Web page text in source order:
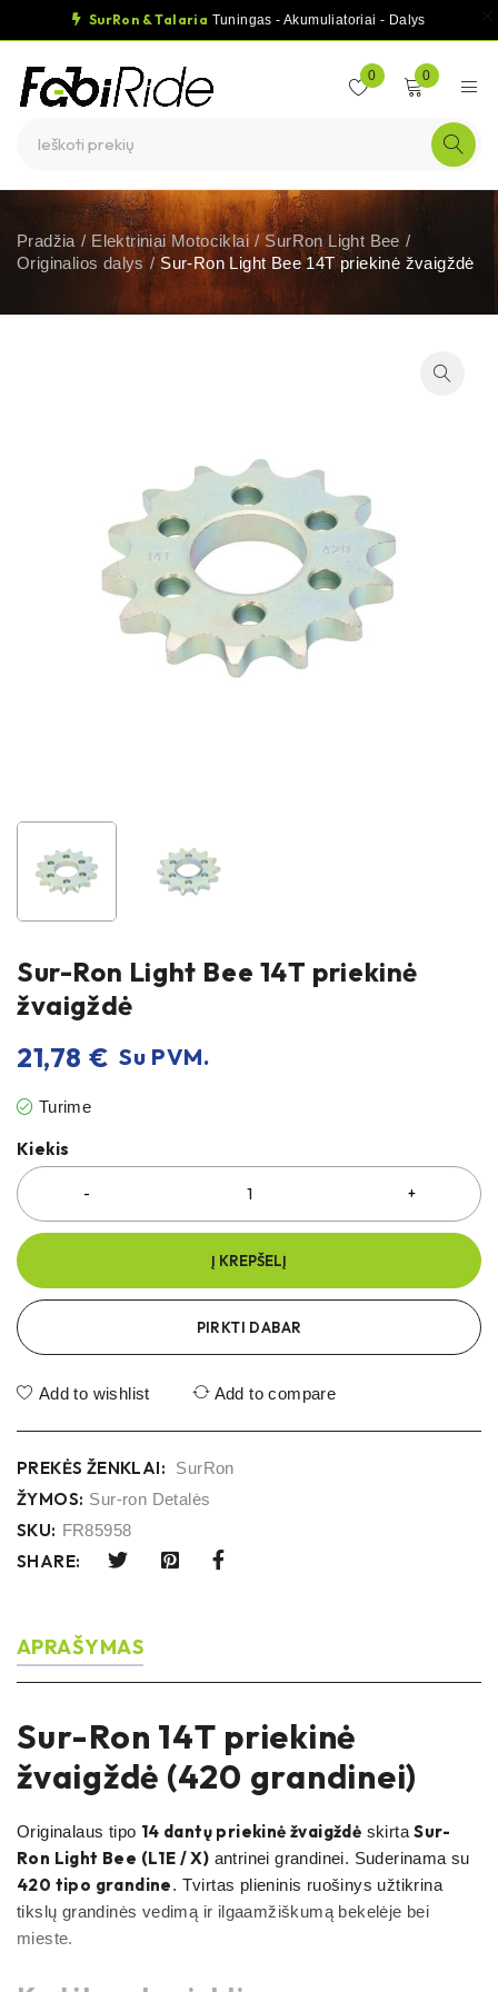
SurRon & Talaria Tuningas - Akumuliatoriai - Dalys
0 0
Pradžia / Elektriniai Motociklai / SurRon Light Bee /
Originalios dalys / Sur-Ron Light Bee 14T priekinė žvaigždė
Sur-Ron Light Bee 14T priekinė
žvaigždė
21,78 € Su PVM.
Turime
Kiekis
Į KREPŠELĮ
PIRKTI DABAR
Add to wishlist Add to compare
PREKĖS ŽENKLAI: SurRon
ŽYMOS: Sur-ron Detalės
SKU: FR85958
SHARE:
APRAŠYMAS
Sur-Ron 14T priekinė
žvaigždė (420 grandinei)
Originalaus tipo 14 dantų priekinė žvaigždė skirtaSur-
Ron Light Bee (L1E / X) antrinei grandinei. Suderinama su
420 tipo grandine. Tvirtas plieninis ruošinys užtikrina
tikslų grandinės vedimą ir ilgaamžiškumą bekelėje bei
mieste.